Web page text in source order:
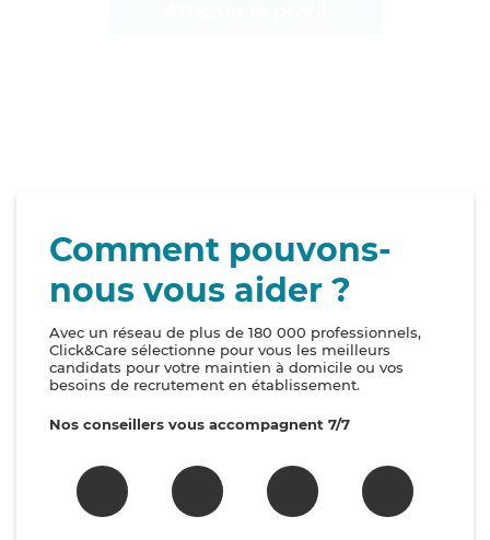
Comment pouvons-
nous vous aider ?
Avec un réseau de plus de 180 000 professionnels,
Click&Care sélectionne pour vous les meilleurs
candidats pour votre maintien à domicile ou vos
besoins de recrutement en établissement.
Nos conseillers vous accompagnent 7/7